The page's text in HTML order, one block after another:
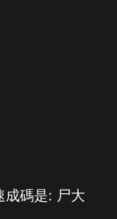
成碼是: 尸大